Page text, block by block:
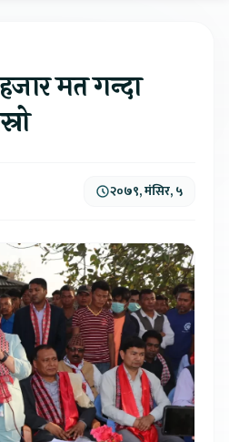
मत गन्दा
२०७९, मंसिर, ५